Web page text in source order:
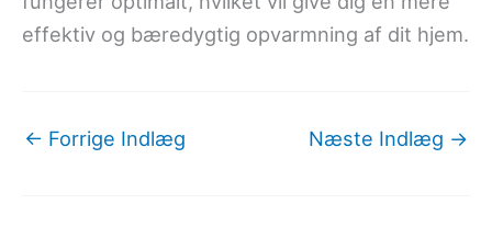
effektiv og bæredygtig opvarmning af dit hjem.
← Forrige Indlæg Næste Indlæg →